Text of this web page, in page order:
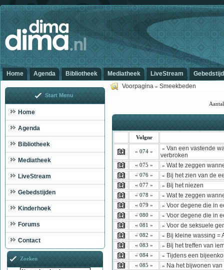
Home Agenda Bibliotheek Mediatheek LiveStream
Voorpagina » Smeekbeden
Volgnr
« 074 »
» Van een vastende
verbroken
« 075 » » Wat te zeggen
« 076 » » Bij het zien van de
« 077 » » Bij het niezen
« 078 » » Wat te zeggen
« 079 » » Voor degene die in
« 080 » » Voor degene die in
« 081 » » Voor de seksuele
« 082 » » Bij kleine wassing =
« 083 » » Bij het treffen van
« 084 » » Tijdens een
« 085 » » Na het bijwonen
Start Menu
Home
Agenda
Bibliotheek
Mediatheek
LiveStream
Gebedstijden
Kinderhoek
Forums
Contact
Zoeken